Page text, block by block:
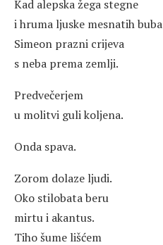
Kad alepska žega stegne
i hruma ljuske mesnatih buba
Simeon prazni crijeva
s neba prema zemlji.
Predvečerjem
u molitvi guli koljena.
Onda spava.
Zorom dolaze ljudi.
Oko stilobata beru
mirtu i akantus.
Tiho šume lišćem